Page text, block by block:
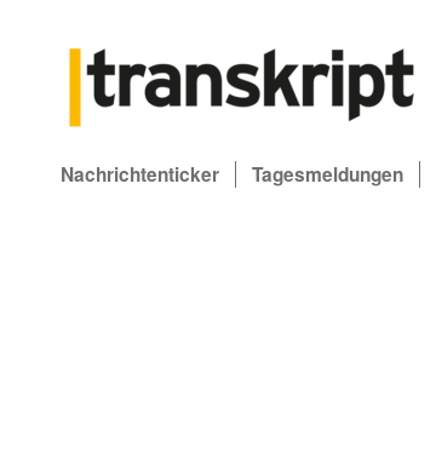
Nachrichtenticker Tagesmeldungen